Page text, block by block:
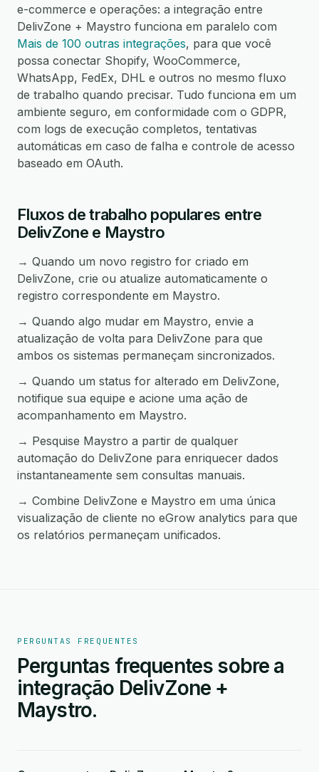
e-commerce e operações: a integração entre
DelivZone + Maystro funciona em paralelo com
Mais de 100 outras integrações, para que você
possa conectar Shopify, WooCommerce,
WhatsApp, FedEx, DHL e outros no mesmo fluxo
de trabalho quando precisar. Tudo funciona em um
ambiente seguro, em conformidade com o GDPR,
com logs de execução completos, tentativas
automáticas em caso de falha e controle de acesso
baseado em OAuth.
Fluxos de trabalho populares entre
DelivZone e Maystro
→ Quando um novo registro for criado em
DelivZone, crie ou atualize automaticamente o
registro correspondente em Maystro.
→ Quando algo mudar em Maystro, envie a
atualização de volta para DelivZone para que
ambos os sistemas permaneçam sincronizados.
→ Quando um status for alterado em DelivZone,
notifique sua equipe e acione uma ação de
acompanhamento em Maystro.
→ Pesquise Maystro a partir de qualquer
automação do DelivZone para enriquecer dados
instantaneamente sem consultas manuais.
→ Combine DelivZone e Maystro em uma única
visualização de cliente no eGrow analytics para que
os relatórios permaneçam unificados.
PERGUNTAS FREQUENTES
Perguntas frequentes sobre a
integração DelivZone +
Maystro.